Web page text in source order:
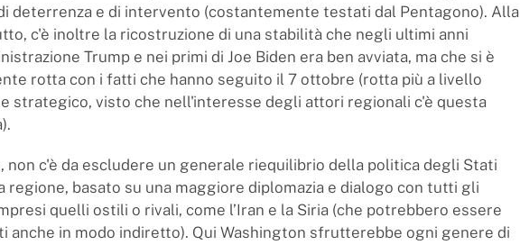
deterrenza e di intervento (costantemente testati dal Pentagono). Alla
c'è inoltre la ricostruzione di una stabilità che negli ultimi anni
Trump e nei primi di Joe Biden era ben avviata, ma che si è
rotta con i fatti che hanno seguito il 7 ottobre (rotta più a livello
strategico, visto che nell'interesse degli attori regionali c'è questa
non c'è da escludere un generale riequilibrio della politica degli Stati
regione, basato su una maggiore diplomazia e dialogo con tutti gli
quelli ostili o rivali, come l’Iran e la Siria (che potrebbero essere
anche in modo indiretto). Qui Washington sfrutterebbe ogni genere di